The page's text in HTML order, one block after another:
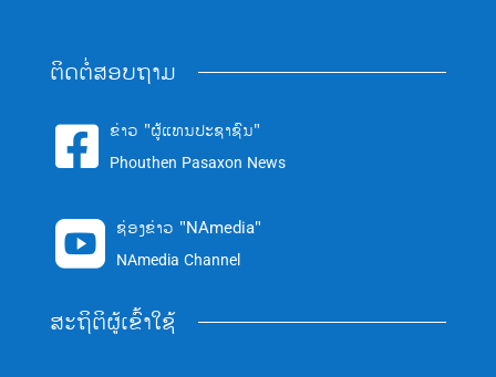
ຕິດຕໍ່ສອບຖາມ
 ຂ່າວ "ຜູ້ແທນປະຊາຊົນ"
Phouthen Pasaxon News
 ຊ່ອງຂ່າວ "NAmedia"
NAmedia Channel
ສະຖິຕິຜູ້ເຂົ້າໃຊ້